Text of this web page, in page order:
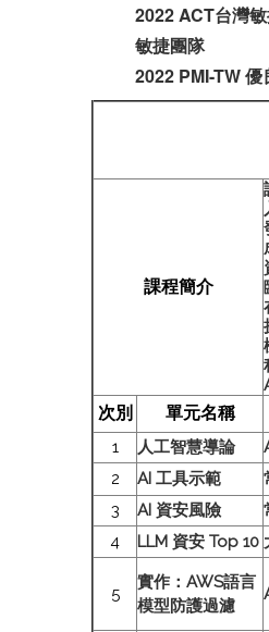
2022 ACT台灣
敏捷團隊
2022 PMI-TW 優
課程簡介
次別 單元名稱
1 人工智慧導論
2
AI 工具示範
3
AI 資安風險
4
LLM 資安 Top 10
5
實作：AWS語言
模型防護過濾